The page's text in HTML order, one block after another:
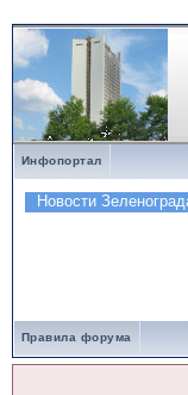
Инфопортал
Правила форума